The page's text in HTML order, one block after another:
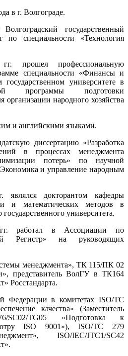
в г. Волгограде.
государственный
по специальности «Технология
прошел профессиональную
специальности «Финансы и
университете в
программы подготовки
организации народного хозяйства
и английскими языками.
диссертацию «Разработка
в процессах менеджмента
потерь» по научной
и управление народным
докторантом кафедры
и математических методов в
университета.
работал в Ассоциации по
Регистр» на руководящих
менеджмента», ТК 115/ПК 02
представитель ВолГУ в ТК164
Росстандарта.
Федерации в комитетах ISO/TC
качества» (Заместитель
SC02/TG05 «Подготовка к
ISO 9001»), ISO/TC 279
ISO/IEC/JTC1/SC42